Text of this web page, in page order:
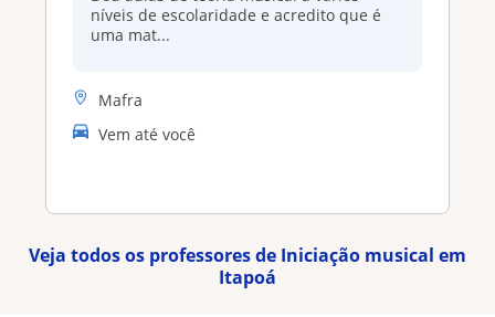
níveis de escolaridade e acredito que é
uma mat...
Mafra
Vem até você
Veja todos os professores de Iniciação musical em
Itapoá